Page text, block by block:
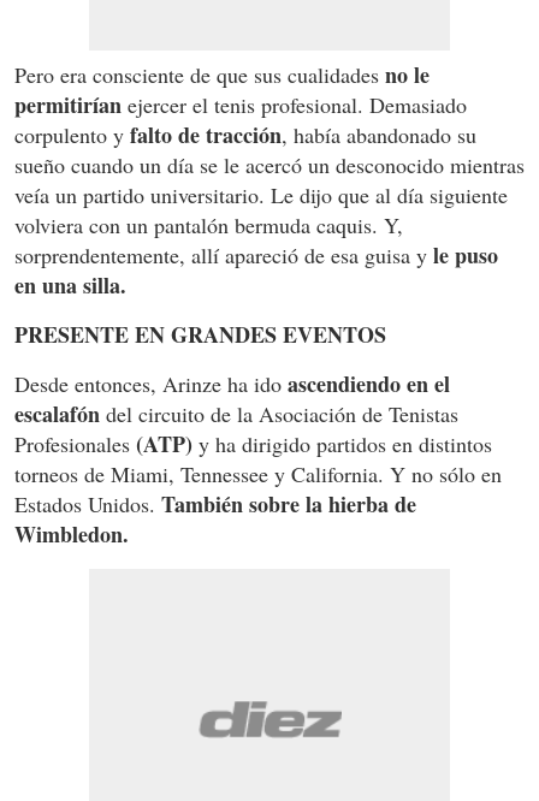
Pero era consciente de que sus cualidades no le
permitirían ejercer el tenis profesional. Demasiado
corpulento y falto de tracción, había abandonado su
sueño cuando un día se le acercó un desconocido mientras
veía un partido universitario. Le dijo que al día siguiente
volviera con un pantalón bermuda caquis. Y,
sorprendentemente, allí apareció de esa guisa y le puso
en una silla.
PRESENTE EN GRANDES EVENTOS
Desde entonces, Arinze ha ido ascendiendo en el
escalafón del circuito de la Asociación de Tenistas
Profesionales (ATP) y ha dirigido partidos en distintos
torneos de Miami, Tennessee y California. Y no sólo en
Estados Unidos. También sobre la hierba de
Wimbledon.